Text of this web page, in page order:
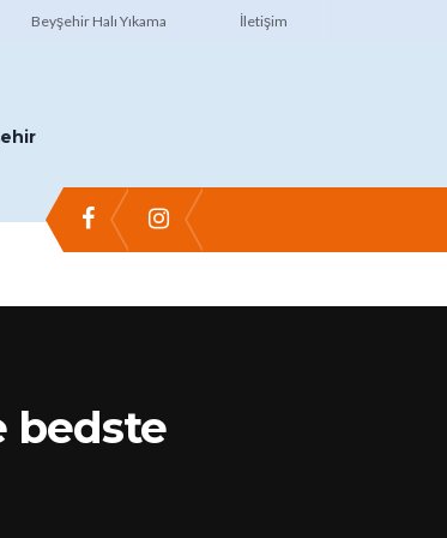
Beyşehir Halı Yıkama İletişim
bedste